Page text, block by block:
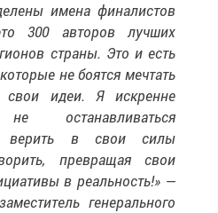
имена финалистов
300 авторов лучших
страны. Это и есть
не боятся мечтать
свои идеи. Я искренне
верить в свои силы
превращая свои
в реальность!» —
генерального